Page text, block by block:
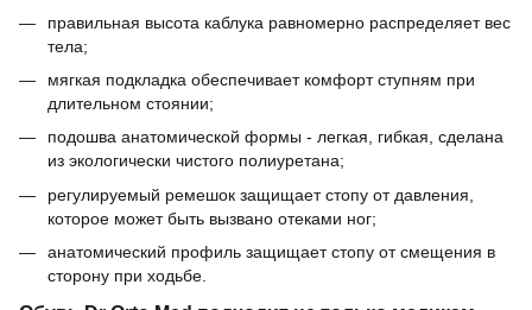
правильная высота каблука равномерно распределяет вес
тела;
мягкая подкладка обеспечивает комфорт ступням при
длительном стоянии;
подошва анатомической формы - легкая, гибкая, сделана
из экологически чистого полиуретана;
регулируемый ремешок защищает стопу от давления,
которое может быть вызвано отеками ног;
анатомический профиль защищает стопу от смещения в
сторону при ходьбе.